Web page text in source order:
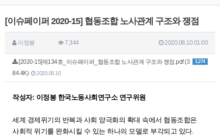
[이슈페이퍼 2020-15] 협동조합 노사관계 구조와 쟁점
이정봉 7,344 2020.08.10 01:00
3,274
[2020-15]제134호_이슈페이퍼_협동조합 노사관계 구조와 쟁점.pdf (3
84.4K)
2020.08.10
작성자: 이정봉 한국노동사회연구소 연구위원
세계 경제위기의 반복과 사회 양극화의 확대 속에서 협동조합은
사회적 위기를 완화시킬 수 있는 하나의 모델로 부각되고 있다.